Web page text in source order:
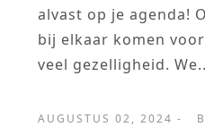
alvast op je agenda!
bij elkaar komen
veel gezelligheid.
AUGUSTUS 02, 2024 -